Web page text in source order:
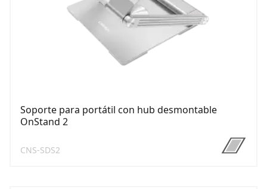
Soporte para portátil con hub desmontable
OnStand 2
CNS-SDS2